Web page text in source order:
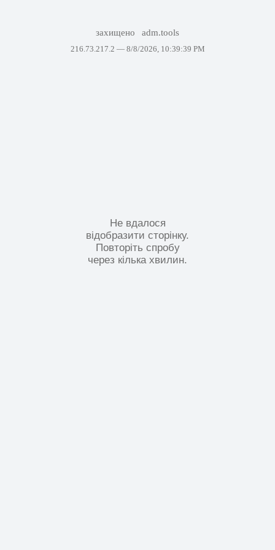
захищено adm.tools
216.73.217.2 — 8/8/2026, 10:39:39 PM
Не вдалося
відобразити сторінку.
Повторіть спробу
через кілька хвилин.